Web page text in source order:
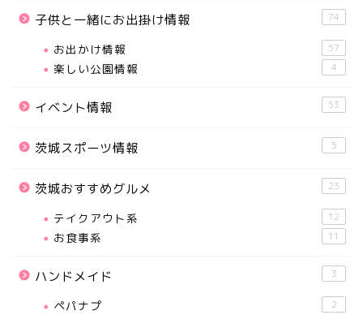
子供と一緒にお出掛け情報 74
お出かけ情報 57
楽しい公園情報 4
イベント情報 53
茨城スポーツ情報 5
茨城おすすめグルメ 23
テイクアウト系 12
お食事系 11
ハンドメイド 3
ペパナプ 2